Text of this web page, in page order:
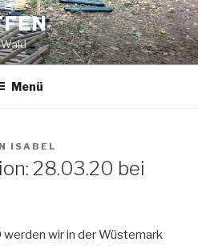
Menü
ISABEL
28.03.20 bei
wir in der Wüstemark